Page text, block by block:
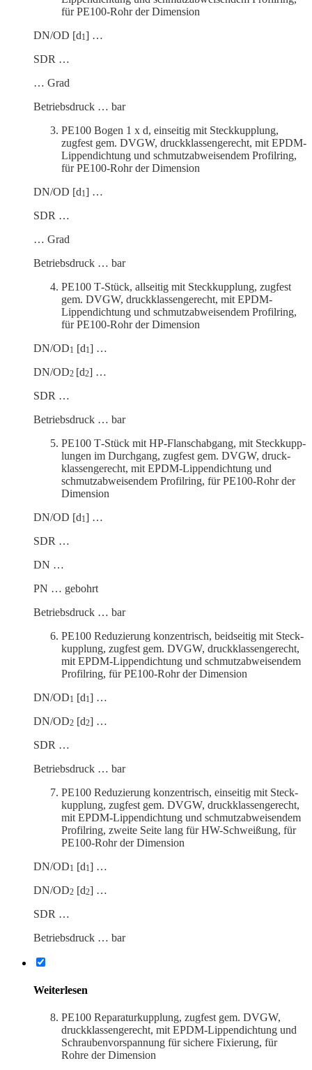
für PE100-Rohr der Dimension
DN/OD [d1] …
SDR …
… Grad
Betriebs­druck … bar
PE100 Bogen 1 x d, einseitig mit Steck­kupplung,
zugfest gem. DVGW, druck­klas­sen­ge­recht, mit EPDM-
Lippen­dichtung und schmutz­ab­wei­sendem Profilring,
für PE100-Rohr der Dimension
DN/OD [d1] …
SDR …
… Grad
Betriebs­druck … bar
PE100 T‑Stück, allseitig mit Steck­kupplung, zugfest
gem. DVGW, druck­klas­sen­ge­recht, mit EPDM-
Lippen­dichtung und schmutz­ab­wei­sendem Profilring,
für PE100-Rohr der Dimension
DN/OD1 [d1] …
DN/OD2 [d2] …
SDR …
Betriebs­druck … bar
PE100 T‑Stück mit HP-Flansch­abgang, mit Steck­kupp­
lungen im Durchgang, zugfest gem. DVGW, druck­
klas­sen­ge­recht, mit EPDM-Lippen­dichtung und
schmutz­ab­wei­sendem Profilring, für PE100-Rohr der
Dimension
DN/OD [d1] …
SDR …
DN …
PN … gebohrt
Betriebs­druck … bar
PE100 Reduzierung konzen­trisch, beidseitig mit Steck­
kupplung, zugfest gem. DVGW, druck­klas­sen­ge­recht,
mit EPDM-Lippen­dichtung und schmutz­ab­wei­sendem
Profilring, für PE100-Rohr der Dimension
DN/OD1 [d1] …
DN/OD2 [d2] …
SDR …
Betriebs­druck … bar
PE100 Reduzierung konzen­trisch, einseitig mit Steck­
kupplung, zugfest gem. DVGW, druck­klas­sen­ge­recht,
mit EPDM-Lippen­dichtung und schmutz­ab­wei­sendem
Profilring, zweite Seite lang für HW-Schweißung, für
PE100-Rohr der Dimension
DN/OD1 [d1] …
DN/OD2 [d2] …
SDR …
Betriebs­druck … bar
Weiter­lesen
PE100 Repara­tur­kupplung, zugfest gem. DVGW,
druck­klas­sen­ge­recht, mit EPDM-Lippen­dichtung und
Schrau­ben­vor­spannung für sichere Fixierung, für
Rohre der Dimension